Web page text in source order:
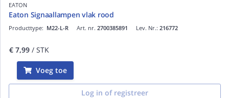
EATON
Eaton Signaallampen vlak rood
Art. nr. 2700385891
Producttype: M22-L-R Lev. Nr.: 216772
€ 7,99 / STK
Voeg toe
Log in of registreer